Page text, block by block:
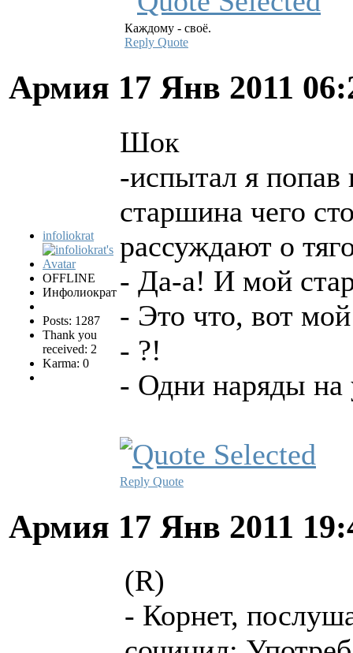
Каждому - своё.
Reply Quote
Армия 17 Янв 2011
infoliokrat
OFFLINE
Инфолиократ
Posts: 1287
Thank you
received: 2
Karma: 0
Шок
-испытал я
старшина чего
рассуждают о
- Да-а! И мой
- Это что, вот
- ?!
- Одни наряды на
Reply Quote
Армия 17 Янв 2011
(R)
- Корнет,